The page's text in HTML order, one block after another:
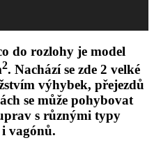
do rozlohy je model
2. Nachází se zde 2 velké
výhybek, přejezdů
se může pohybovat
s různými typy
vagónů.